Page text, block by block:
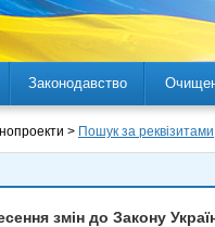
Законодавство
> Пошук за реквізитами
змін до Закону